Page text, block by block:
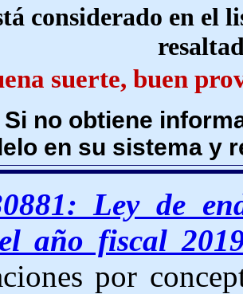
considerado en el
suerte, buen
Si no obtiene
en su sistema y
Ley de
año fiscal
por